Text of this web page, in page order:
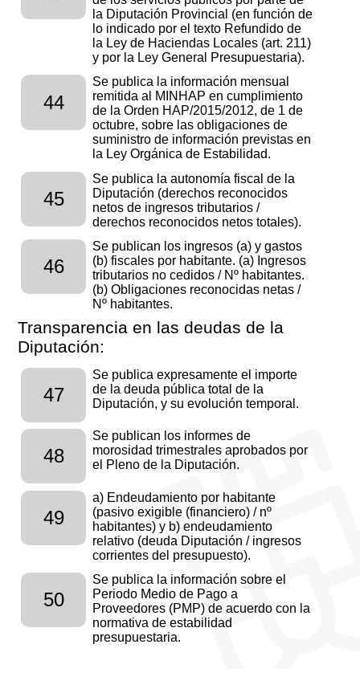
la Diputación Provincial (en función de
lo indicado por el texto Refundido de
la Ley de Haciendas Locales (art. 211)
y por la Ley General Presupuestaria).
44
Se publica la información mensual
remitida al MINHAP en cumplimiento
de la Orden HAP/2015/2012, de 1 de
octubre, sobre las obligaciones de
suministro de información previstas en
la Ley Orgánica de Estabilidad.
45
Se publica la autonomía fiscal de la
Diputación (derechos reconocidos
netos de ingresos tributarios /
derechos reconocidos netos totales).
46
Se publican los ingresos (a) y gastos
(b) fiscales por habitante. (a) Ingresos
tributarios no cedidos / Nº habitantes.
(b) Obligaciones reconocidas netas /
Nº habitantes.
Transparencia en las deudas de la
Diputación:
47
Se publica expresamente el importe
de la deuda pública total de la
Diputación, y su evolución temporal.
48
Se publican los informes de
morosidad trimestrales aprobados por
el Pleno de la Diputación.
49
a) Endeudamiento por habitante
(pasivo exigible (financiero) / nº
habitantes) y b) endeudamiento
relativo (deuda Diputación / ingresos
corrientes del presupuesto).
50
Se publica la información sobre el
Periodo Medio de Pago a
Proveedores (PMP) de acuerdo con la
normativa de estabilidad
presupuestaria.